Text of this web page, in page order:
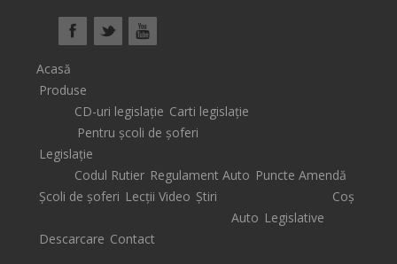
Acasă
Produse
CD-uri legislație Carti legislație
Pentru școli de șoferi
Legislație
Codul Rutier Regulament Auto Puncte Amendă
Școli de șoferi Lecții Video Știri
Auto Legislative
Coș
Descarcare Contact